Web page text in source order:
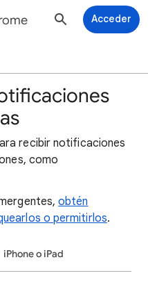
Acceder
recibir notificaciones
como
obtén
o permitirlos.
iPhone o iPad